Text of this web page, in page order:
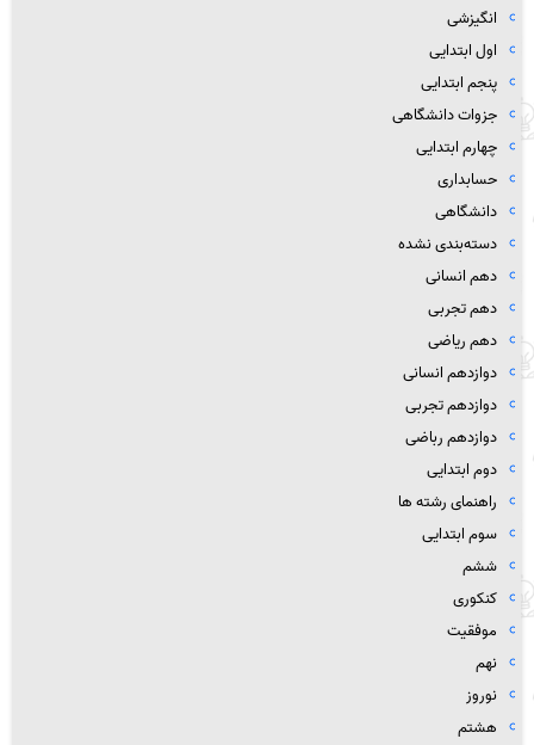
انگیزشی
اول ابتدایی
پنجم ابتدایی
جزوات دانشگاهی
چهارم ابتدایی
حسابداری
دانشگاهی
دسته‌بندی نشده
دهم انسانی
دهم تجربی
دهم ریاضی
دوازدهم انسانی
دوازدهم تجربی
دوازدهم رباضی
دوم ابتدایی
راهنمای رشته ها
سوم ابتدایی
ششم
کنکوری
موفقیت
نهم
نوروز
هشتم